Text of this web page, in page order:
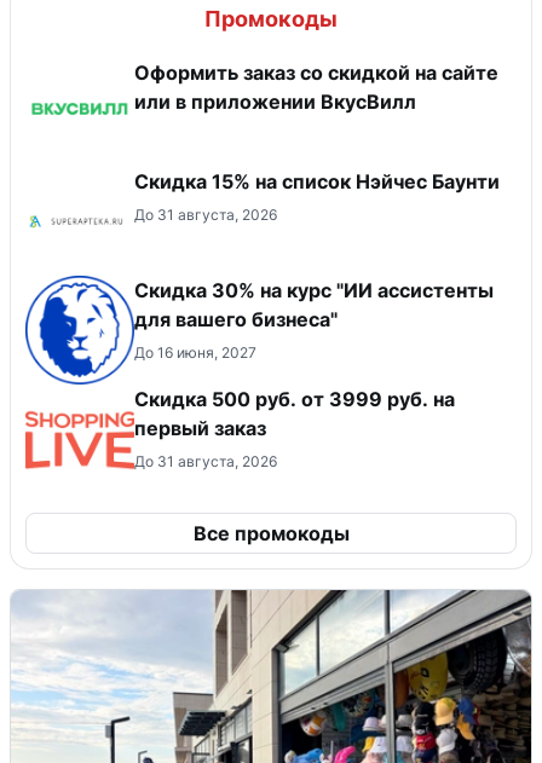
Промокоды
Оформить заказ со скидкой на сайте
или в приложении ВкусВилл
Скидка 15% на список Нэйчес Баунти
До 31 августа, 2026
Скидка 30% на курс "ИИ ассистенты
для вашего бизнеса"
До 16 июня, 2027
Скидка 500 руб. от 3999 руб. на
первый заказ
До 31 августа, 2026
Все промокоды